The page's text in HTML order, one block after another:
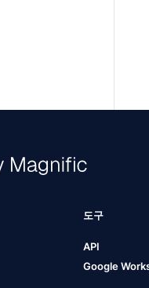
도구
API
Google